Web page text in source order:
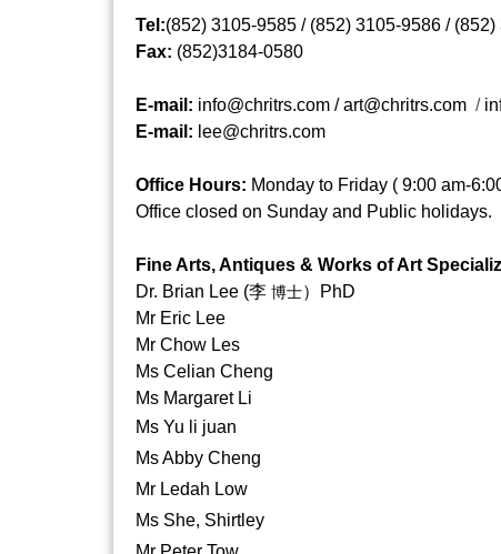
Tel:(852) 3105-9585 / (852) 3105-9586 / (852)
Fax: (852)3184-0580
E-mail: info@chritrs.com / art@chritrs.com /
E-mail : lee@chritrs.com
Office Hours: Monday to Friday ( 9:00 am-
Office closed on Sunday and Public holidays.
Fine Arts, Antiques & Works of Art
Dr. Brian Lee (李 博士）PhD
Mr Eric Lee
Mr Chow Les
Ms Celian Cheng
Ms Margaret Li
Ms Yu li juan
Ms Abby Cheng
Mr Ledah Low
Ms She, Shirtley